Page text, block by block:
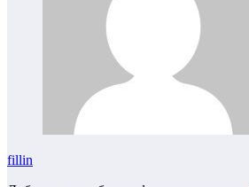
fillin